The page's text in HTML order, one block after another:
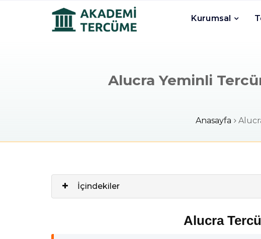
Kurumsal
Alucra Yeminli
Anasayfa
İçindekiler
Alucra